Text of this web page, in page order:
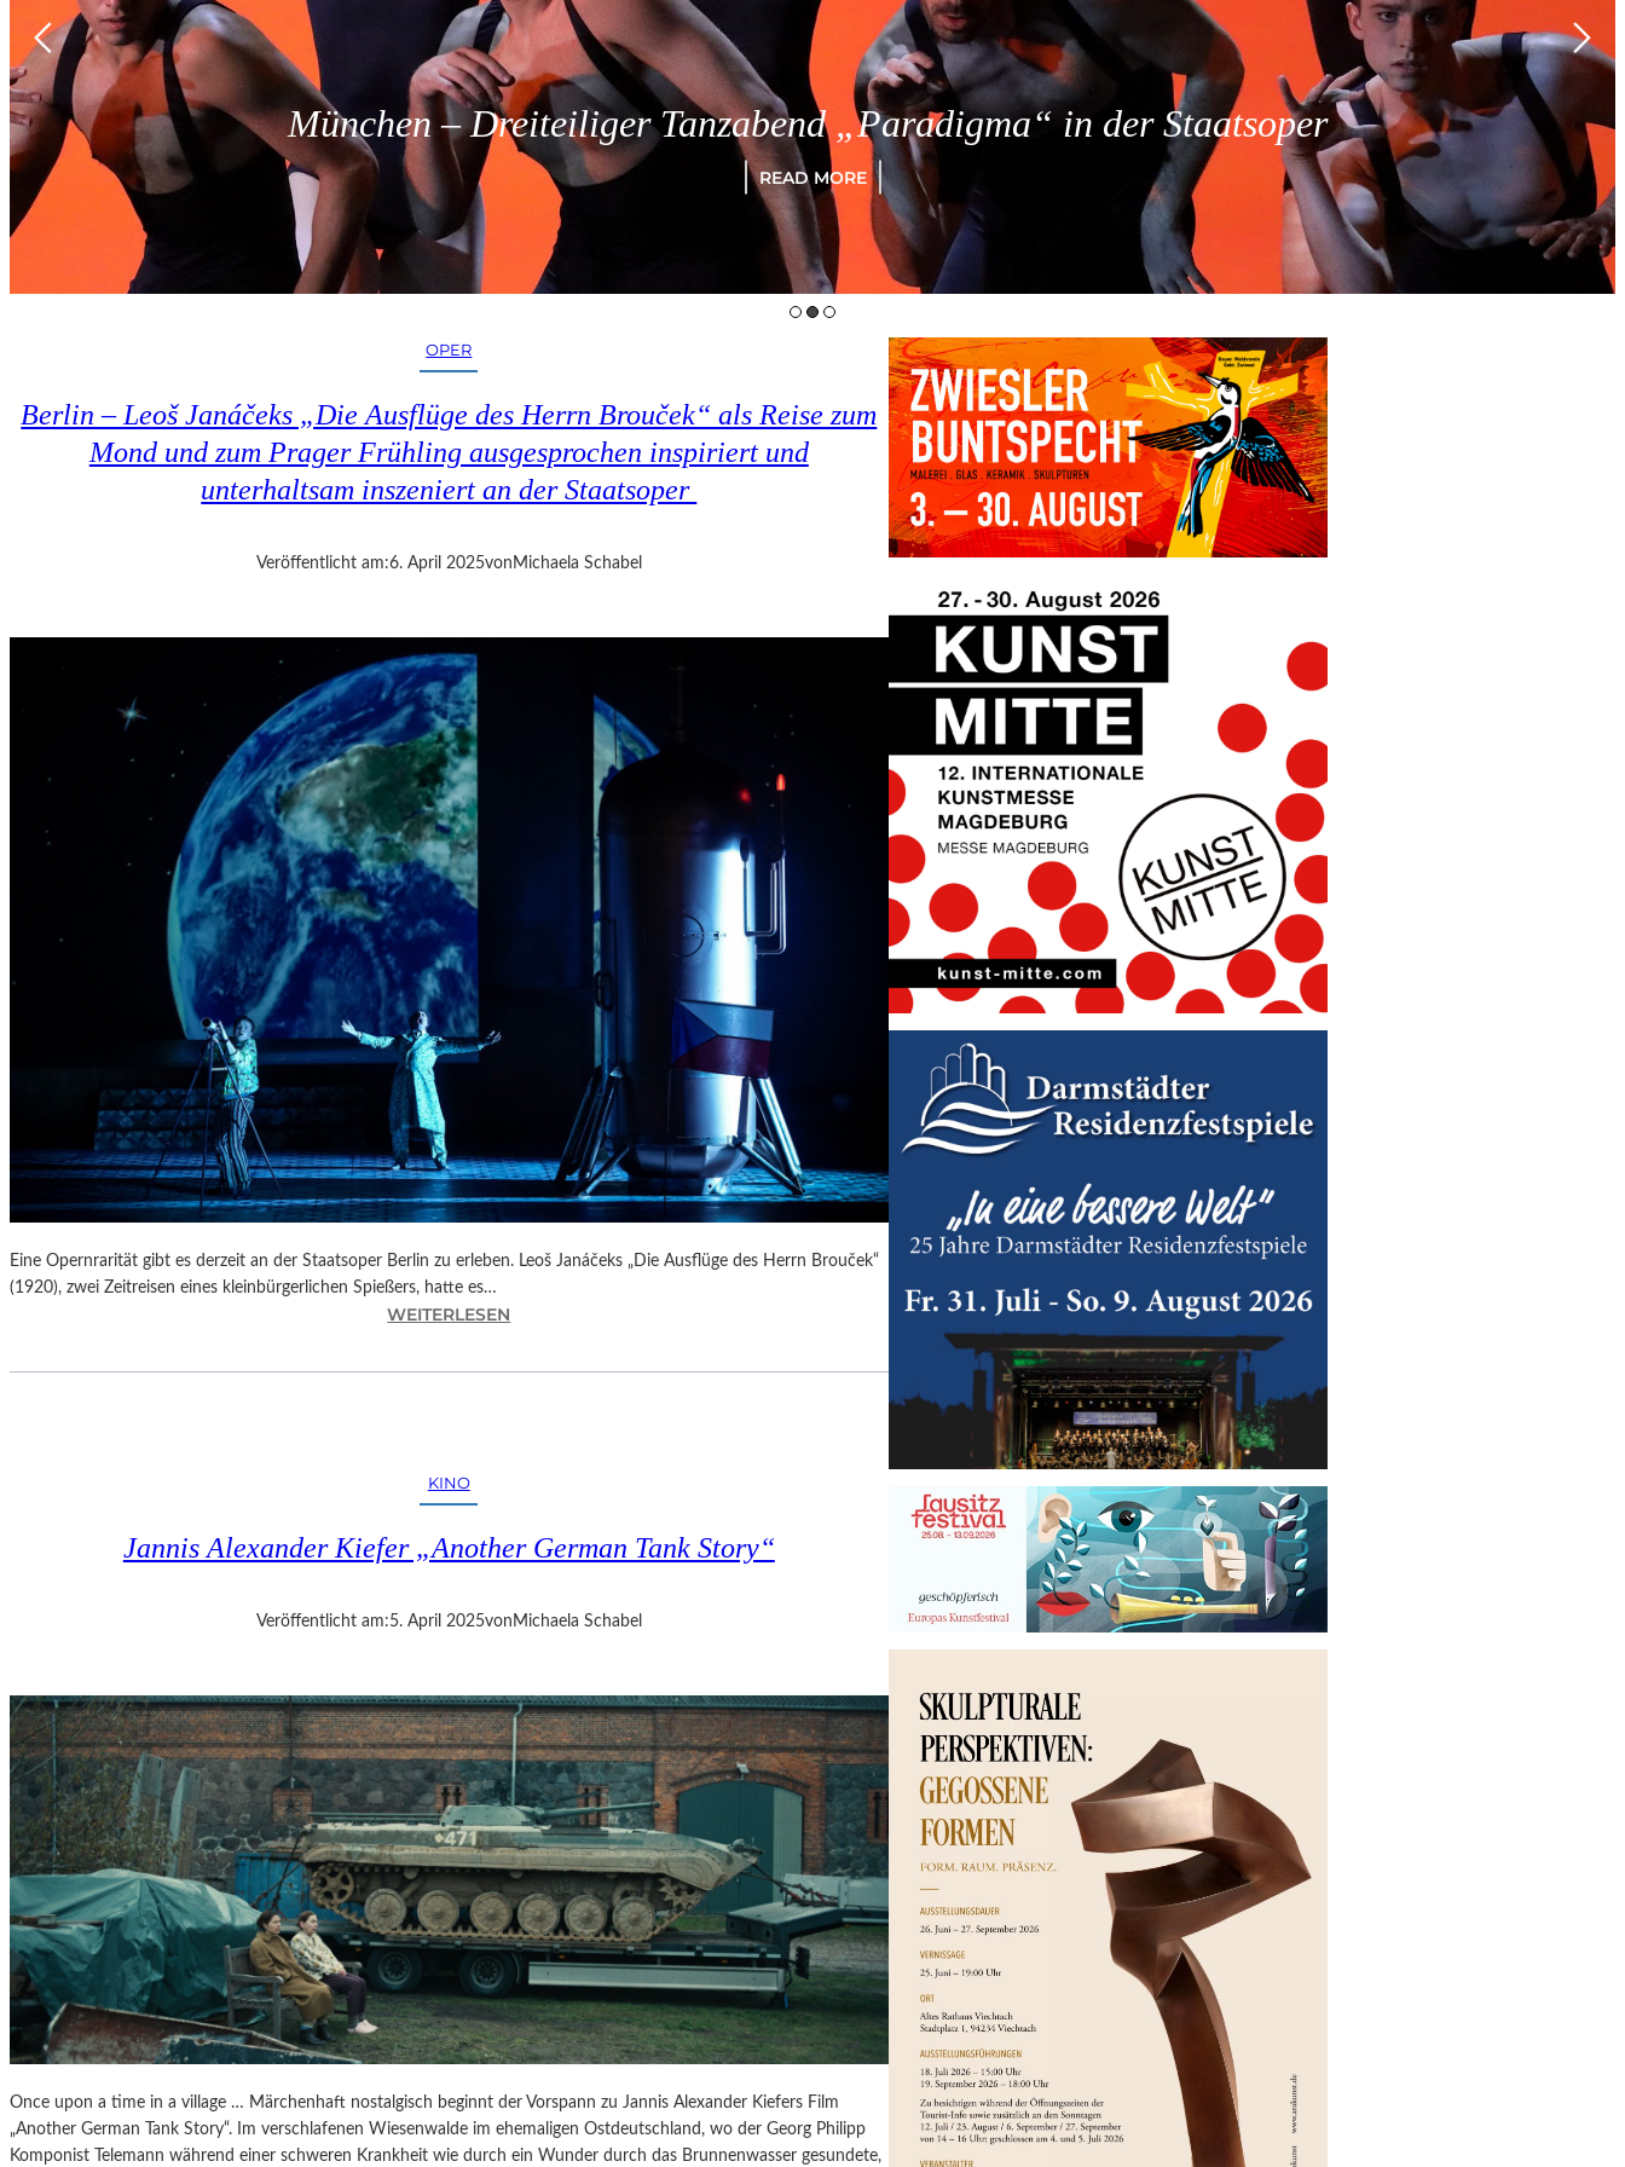
München – Dreiteiliger Tanzabend „Paradigma“ in der Staatsoper
READ MORE
OPER
Berlin – Leoš Janáčeks „Die Ausflüge des Herrn Brouček“ als Reise zum
Mond und zum Prager Frühling ausgesprochen inspiriert und
unterhaltsam inszeniert an der Staatsoper
Veröffentlicht am:6. April 2025von Michaela Schabel
Eine Opernrarität gibt es derzeit an der Staatsoper Berlin zu erleben. Leoš Janáčeks „Die Ausflüge des Herrn Brouček“
(1920), zwei Zeitreisen eines kleinbürgerlichen Spießers, hatte es…
WEITERLESEN
E
E
J
Á
Č
E
K
S
„
D
I
E
A
U
S
F
L
G
E
KINO
Jannis Alexander Kiefer „Another German Tank Story“
Veröffentlicht am:5. April 2025von Michaela Schabel
Once upon a time in a village … Märchenhaft nostalgisch beginnt der Vorspann zu Jannis Alexander Kiefers Film
„Another German Tank Story“. Im verschlafenen Wiesenwalde im ehemaligen Ostdeutschland, wo der Georg Philipp
Komponist Telemann während einer schweren Krankheit wie durch ein Wunder durch das Brunnenwasser gesundete,